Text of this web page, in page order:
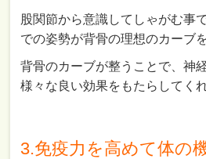
股関節から意識してしゃがむ事
での姿勢が背骨の理想のカーブ
背骨のカーブが整うことで、神
様々な良い効果をもたらしてくれ
3.免疫力を高めて体の